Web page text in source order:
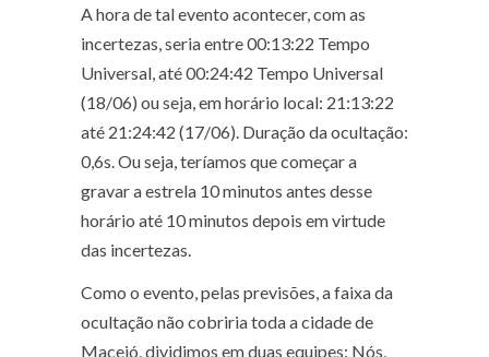
A hora de tal evento acontecer, com as
incertezas, seria entre 00:13:22 Tempo
Universal, até 00:24:42 Tempo Universal
(18/06) ou seja, em horário local: 21:13:22
até 21:24:42 (17/06). Duração da ocultação:
0,6s. Ou seja, teríamos que começar a
gravar a estrela 10 minutos antes desse
horário até 10 minutos depois em virtude
das incertezas.
Como o evento, pelas previsões, a faixa da
ocultação não cobriria toda a cidade de
Maceió, dividimos em duas equipes: Nós,